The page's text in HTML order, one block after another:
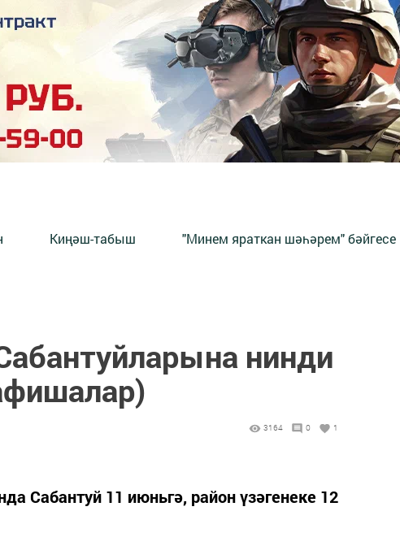
Киңәш-табыш "Минем яраткан шәһәрем" бәйгесе
нинди
3164 0 1
Сабантуй 11 июньгә, район үзәгенеке 12